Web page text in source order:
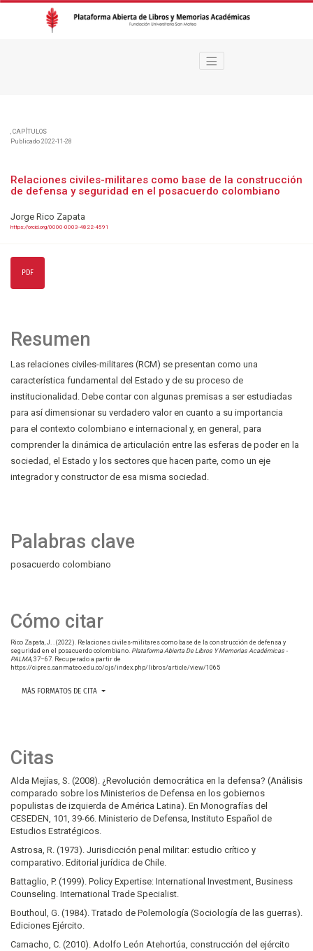
, CAPÍTULOS
Relaciones civiles-militares como base de la construcción
de defensa y seguridad en el posacuerdo colombiano
Publicado 2022-11-28
Jorge Rico Zapata
https://orcid.org/0000-0003-4822-4591
PDF
Palabras clave
posacuerdo colombiano
Cómo citar
Rico Zapata, J. . (2022). Relaciones civiles-militares como base de la construcción de defensa y
seguridad en el posacuerdo colombiano. Plataforma Abierta De Libros Y Memorias Académicas -
PALMA, 37–67. Recuperado a partir de
https://cipres.sanmateo.edu.co/ojs/index.php/libros/article/view/1065
MÁS FORMATOS DE CITA
Resumen
Las relaciones civiles-militares (RCM) se presentan como una
característica fundamental del Estado y de su proceso de
institucionalidad. Debe contar con algunas premisas a ser estudiadas
para así dimensionar su verdadero valor en cuanto a su importancia
para el contexto colombiano e internacional y, en general, para
comprender la dinámica de articulación entre las esferas de poder en la
sociedad, el Estado y los sectores que hacen parte, como un eje
integrador y constructor de esa misma sociedad.
Citas
Alda Mejías, S. (2008). ¿Revolución democrática en la defensa? (Análisis
comparado sobre los Ministerios de Defensa en los gobiernos
populistas de izquierda de América Latina). En Monografías del
CESEDEN, 101, 39-66. Ministerio de Defensa, Instituto Español de
Estudios Estratégicos.
Astrosa, R. (1973). Jurisdicción penal militar: estudio crítico y
comparativo. Editorial jurídica de Chile.
Battaglio, P. (1999). Policy Expertise: International Investment, Business
Counseling. International Trade Specialist.
Bouthoul, G. (1984). Tratado de Polemología (Sociología de las guerras).
Ediciones Ejército.
Camacho, C. (2010). Adolfo León Atehortúa, construcción del ejército